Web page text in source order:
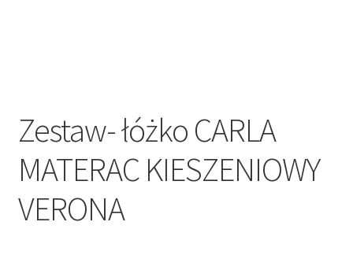
Zestaw- łóżko CARLA
MATERAC KIESZENIOWY
VERONA